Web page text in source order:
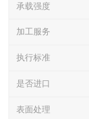
承载强度
加工服务
执行标准
是否进口
表面处理